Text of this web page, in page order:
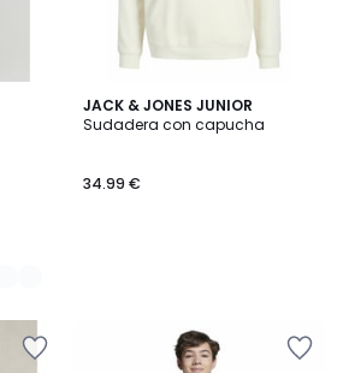
JACK & JONES JUNIOR
Sudadera con capucha
34.99 €